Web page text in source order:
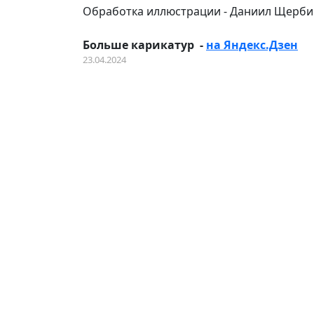
Обработка иллюстрации - Даниил
Больше карикатур - на Яндекс.Дзен
23.04.2024